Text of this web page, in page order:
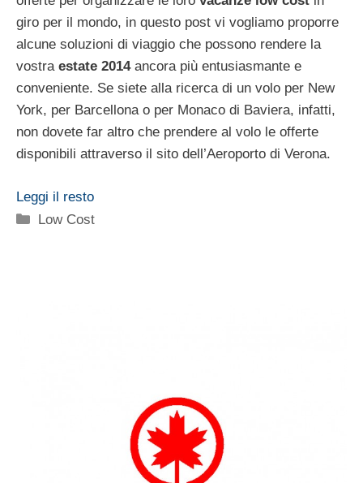
giro per il mondo, in questo post vi vogliamo proporre
alcune soluzioni di viaggio che possono rendere la
vostraestate 2014ancora più entusiasmante e
conveniente. Se siete alla ricerca di un volo per New
York, per Barcellona o per Monaco di Baviera, infatti,
non dovete far altro che prendere al volo le offerte
disponibili attraverso il sito dell’Aeroporto di Verona.
Leggi il resto
Categorie
Low Cost